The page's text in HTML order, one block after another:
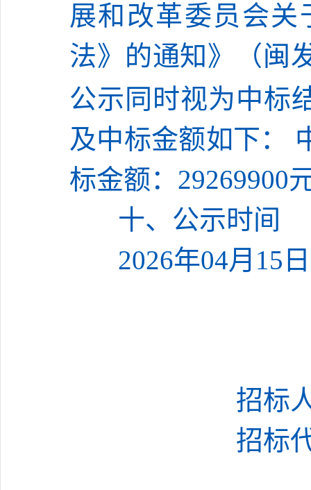
展和改革委员会
法》的通知》（闽
公示同时视为中标
及中标金额如下：
标金额： 29269900
十、公示时间
2026年04月 15 日
招标
招标